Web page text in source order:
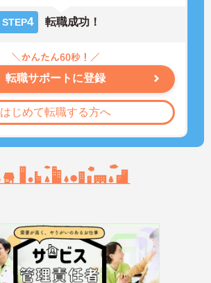
STEP4 転職成功！
転職サポートに登録
はじめて転職する方へ